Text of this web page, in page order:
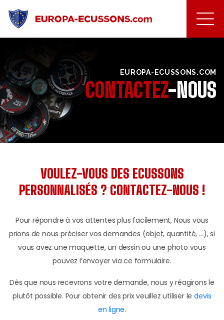
EUROPA-ECUSSONS.COM
CONTACTEZ-NOUS
VOULEZ-VOUS DES ECUSSONS
PERSONNALISÉS ? CONTACTEZ-NOUS !
Pour répondre à vos attentes plus facilement, Nous vous
prions de nous préciser vos demandes (objet, quantité, …), si
vous avez une maquette, un dessin ou une photo vous
pouvez l’envoyer via ce formulaire.
Dès que nous recevrons votre demande, nous y réagirons le
plutôt possible. Pour obtenir des prix veuillez utiliser le devis
en ligne.